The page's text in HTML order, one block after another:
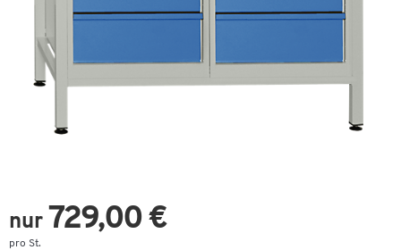
nur 729,00 €
pro St.